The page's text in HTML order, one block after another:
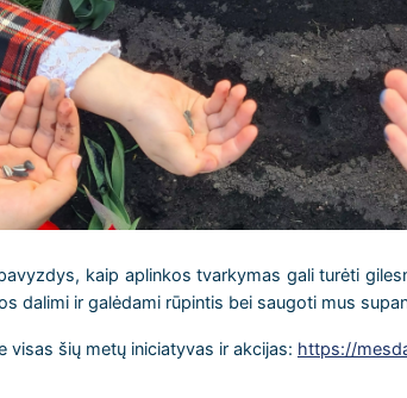
kaip aplinkos tvarkymas gali turėti
dalimi ir galėdami rūpintis bei saugoti mus
visas šių metų iniciatyvas ir akcijas: https://